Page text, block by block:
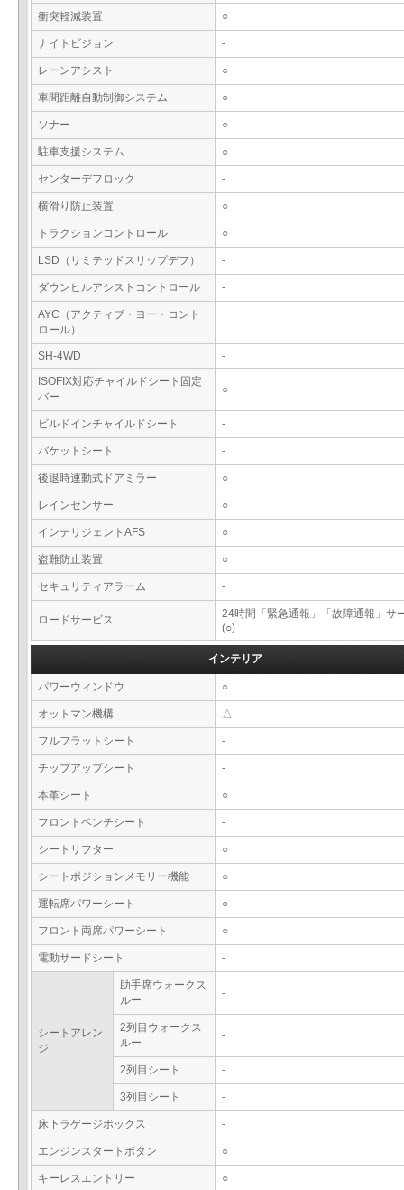
衝突軽減装置 ○
ナイトビジョン -
レーンアシスト ○
車間距離自動制御システム ○
ソナー ○
駐車支援システム ○
センターデフロック -
横滑り防止装置 ○
トラクションコントロール ○
LSD（リミテッドスリップデフ） -
ダウンヒルアシストコントロール -
AYC（アクティブ・ヨー・コント
ロール）
-
SH-4WD
-
ISOFIX対応チャイルドシート固定
バー
○
ビルドインチャイルドシート -
バケットシート -
後退時連動式ドアミラー ○
レインセンサー ○
インテリジェントAFS ○
盗難防止装置 ○
セキュリティアラーム -
ロードサービス
24時間「緊急通報」「故障通報」サ
(○)
インテリア
パワーウィンドウ ○
オットマン機構 △
フルフラットシート -
チップアップシート -
本革シート ○
フロントベンチシート -
シートリフター ○
シートポジションメモリー機能 ○
運転席パワーシート ○
フロント両席パワーシート ○
電動サードシート -
シートアレン
ジ
助手席ウォークス
ルー
-
2列目ウォークス
ルー
-
2列目シート -
3列目シート -
床下ラゲージボックス -
エンジンスタートボタン ○
キーレスエントリー ○